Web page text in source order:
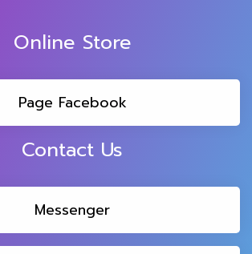
Online Store
Page Facebook
Contact Us
Messenger